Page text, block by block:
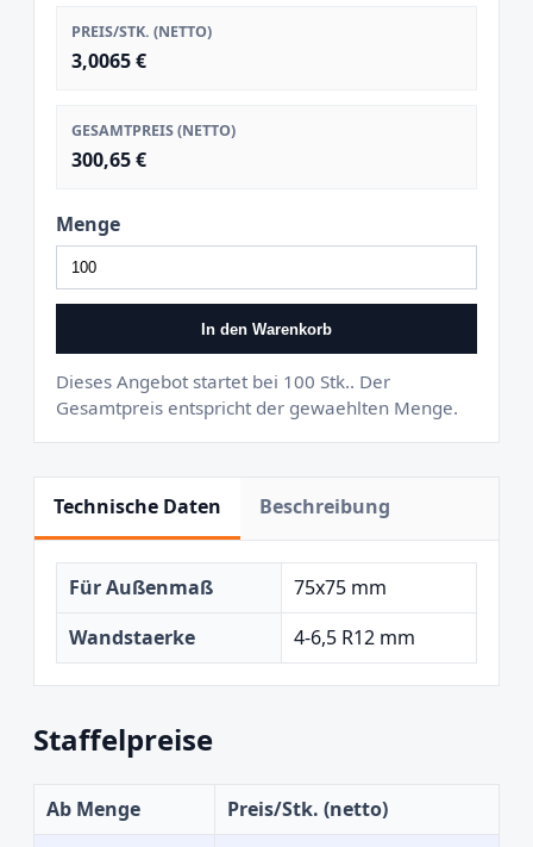
PREIS/STK. (NETTO)
3,0065 €
GESAMTPREIS (NETTO)
300,65 €
Menge
In den Warenkorb
Dieses Angebot startet bei 100 Stk.. Der
Gesamtpreis entspricht der gewaehlten Menge.
Technische Daten Beschreibung
Für Außenmaß
75x75 mm
Wandstaerke
4-6,5 R12 mm
Staffelpreise
Ab Menge
Preis/Stk. (netto)